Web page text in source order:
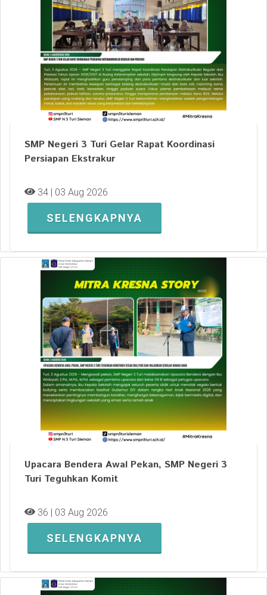
SMP Negeri 3 Turi Gelar Rapat Koordinasi
Persiapan Ekstrakur
34 | 03 Aug 2026
SELENGKAPNYA
Upacara Bendera Awal Pekan, SMP Negeri 3
Turi Teguhkan Komit
36 | 03 Aug 2026
SELENGKAPNYA